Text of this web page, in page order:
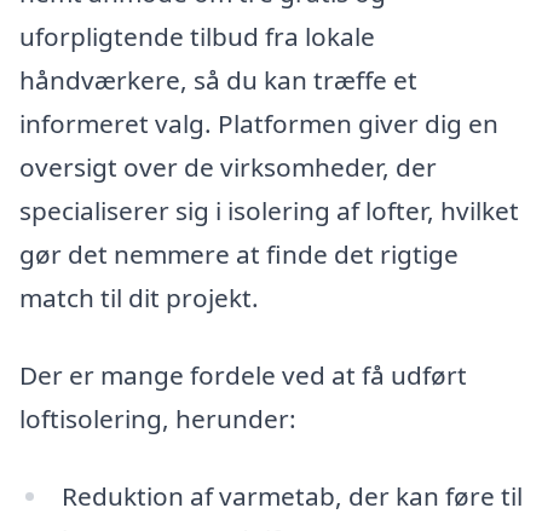
uforpligtende tilbud fra lokale
håndværkere, så du kan træffe et
informeret valg. Platformen giver dig en
oversigt over de virksomheder, der
specialiserer sig i isolering af lofter, hvilket
gør det nemmere at finde det rigtige
match til dit projekt.
Der er mange fordele ved at få udført
loftisolering, herunder:
Reduktion af varmetab, der kan føre til